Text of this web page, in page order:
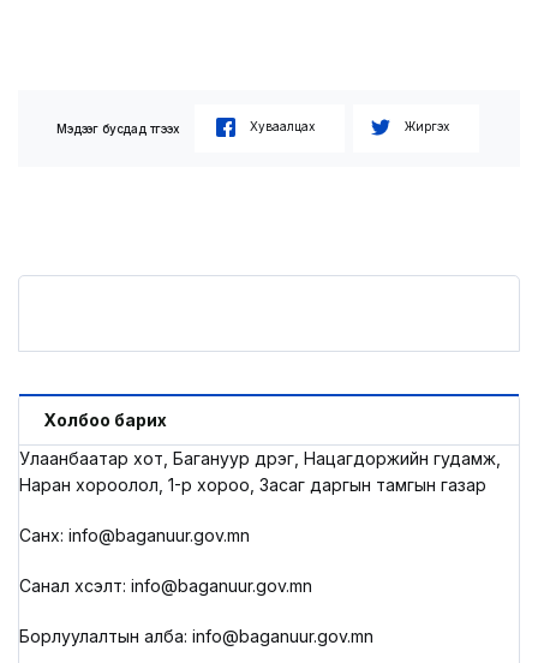
Мэдээг бусдад түгээх Хуваалцах Жиргэх
Холбоо барих
Улаанбаатар хот, Багануур дүүрэг, Нацагдоржийн гудамж,
Наран хороолол, 1-р хороо, Засаг даргын тамгын газар
Санхүү: info@baganuur.gov.mn
Санал хүсэлт: info@baganuur.gov.mn
Борлуулалтын алба: info@baganuur.gov.mn